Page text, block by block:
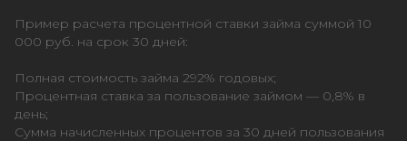
Пример расчета процентной ставки займа суммой 10
000 руб. на срок 30 дней:
Полная стоимость займа 292% годовых;
Процентная ставка за пользование займом — 0,8% в
день;
Сумма начисленных процентов за 30 дней пользования